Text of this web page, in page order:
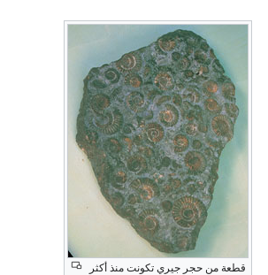
قطعة من حجر جيري تكونت منذ أكثر